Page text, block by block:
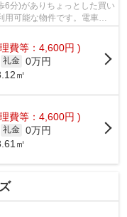
6分)がありちょっとした買い
用可能な物件です。電車移
費等：4,600円 )
礼金 0万円
㎡
費等：4,600円 )
礼金 0万円
㎡